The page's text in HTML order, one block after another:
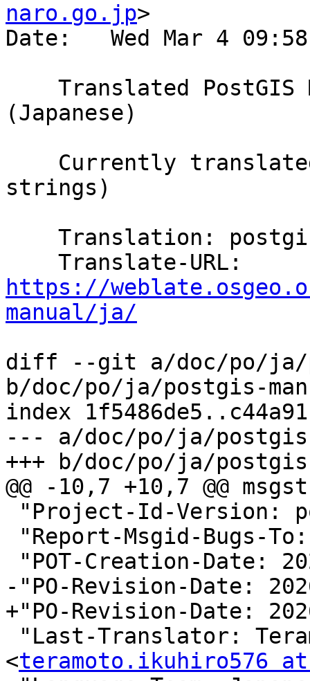
naro.go.jp>
Date:   Wed Mar 4
(Japanese)
strings)
https://
manual/ja/
diff --git a/doc/po/ja/
b/doc/po/ja/postgis-
index
--- a/doc/po/ja/postgis-
+++ b/doc/po/ja/
@@ -10,7 +10,7 @@
"Report-Msgid-Bugs-
-"PO-Revision-Date:
+"PO-Revision-Date:
<teramoto.ikuhiro576